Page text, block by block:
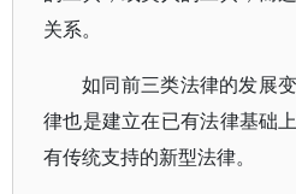
关系。
如同前三类法律的发展
律也是建立在已有法律基础
有传统支持的新型法律。